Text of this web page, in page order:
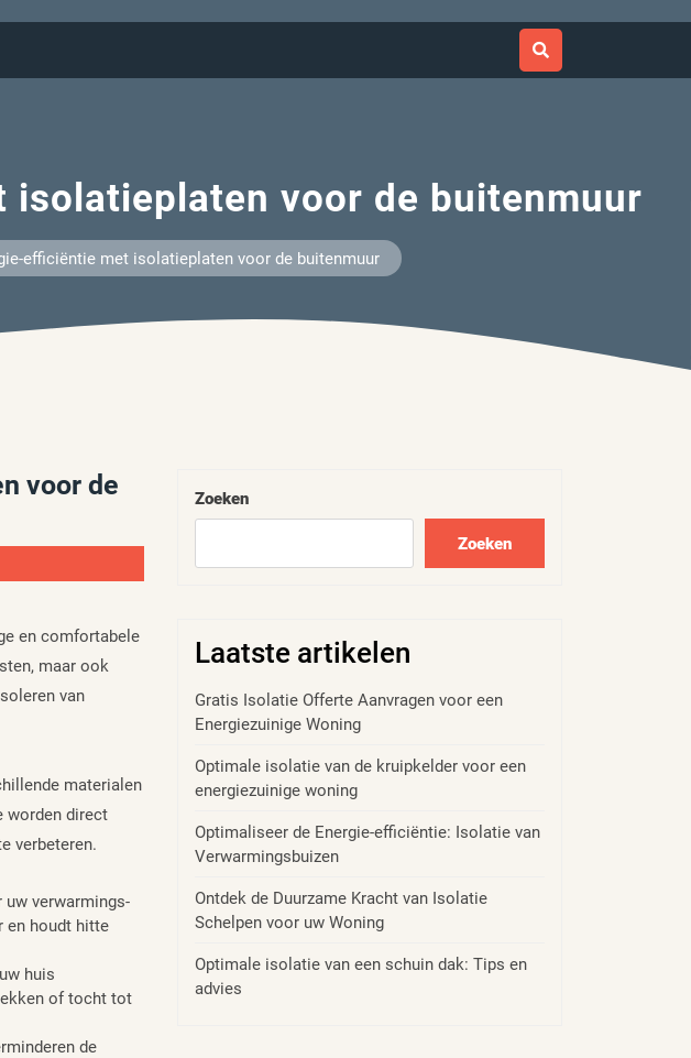
voor de buitenmuur
efficiëntie met isolatieplaten voor de buitenmuur
voor de
en comfortabele
maar ook
van
materialen
worden direct
verbeteren.
uw verwarmings-
en houdt hitte
huis
of tocht tot
de
Zoeken
Zoeken
Laatste artikelen
Gratis Isolatie Offerte Aanvragen voor een
Energiezuinige Woning
Optimale isolatie van de kruipkelder voor een
energiezuinige woning
Optimaliseer de Energie-efficiëntie: Isolatie van
Verwarmingsbuizen
Ontdek de Duurzame Kracht van Isolatie
Schelpen voor uw Woning
Optimale isolatie van een schuin dak: Tips en
advies